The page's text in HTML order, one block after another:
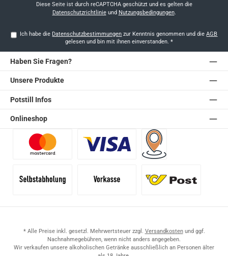
Diese Seite ist durch reCAPTCHA geschützt und es gelten die
Datenschutzrichtlinieund Nutzungsbedingungen.
Ich habe die Datenschutzbestimmungen zur Kenntnis genommen und dieAGB
gelesen und bin mit ihnen einverstanden. *
Haben Sie Fragen?
Unsere Produkte
Potstill Infos
Onlineshop
* Alle Preise inkl. gesetzl. Mehrwertsteuer zzgl. Versandkostenund ggf.
Nachnahmegebühren, wenn nicht anders angegeben.
Wir verkaufen unsere alkoholischen Getränke ausschließlich an Personen älter